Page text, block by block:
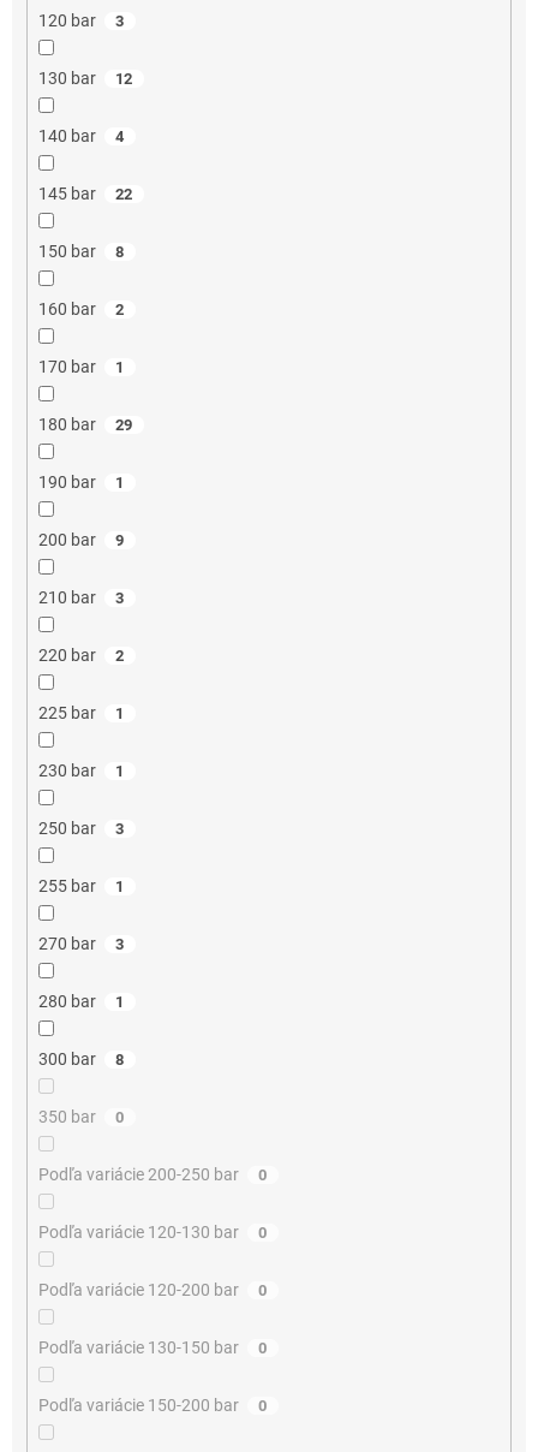
120 bar 3
130 bar 12
140 bar 4
145 bar 22
150 bar 8
160 bar 2
170 bar 1
180 bar 29
190 bar 1
200 bar 9
210 bar 3
220 bar 2
225 bar 1
230 bar 1
250 bar 3
255 bar 1
270 bar 3
280 bar 1
300 bar 8
350 bar 0
Podľa variácie 200-250 bar 0
Podľa variácie 120-130 bar 0
Podľa variácie 120-200 bar 0
Podľa variácie 130-150 bar 0
Podľa variácie 150-200 bar 0